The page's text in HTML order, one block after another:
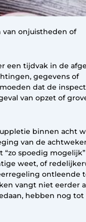
onjuistheden of
een tijdvak in de
gegevens of
dat de
van opzet of
binnen acht
van de
spoedig mogelijk”
weet, of
ontleende
vangt niet eerder
hebben nog tot